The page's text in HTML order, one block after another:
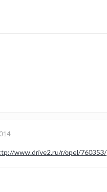
www.drive2.ru/r/opel/760353/